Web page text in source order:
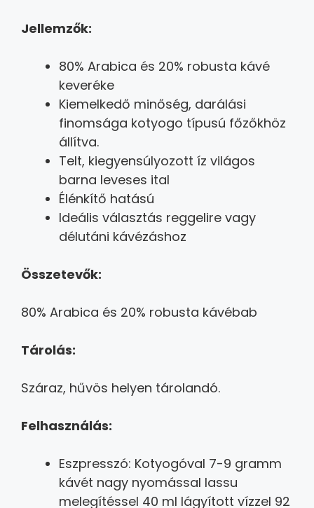
Jellemzők:
80% Arabica és 20% robusta kávé
keveréke
Kiemelkedő minőség, darálási
finomsága kotyogo típusú főzőkhöz
állítva.
Telt, kiegyensúlyozott íz világos
barna leveses ital
Élénkítő hatású
Ideális választás reggelire vagy
délutáni kávézáshoz
Összetevők:
80% Arabica és 20% robusta kávébab
Tárolás:
Száraz, hűvös helyen tárolandó.
Felhasználás:
Eszpresszó: Kotyogóval 7-9 gramm
kávét nagy nyomással lassu
melegítéssel 40 ml lágyított vízzel 92